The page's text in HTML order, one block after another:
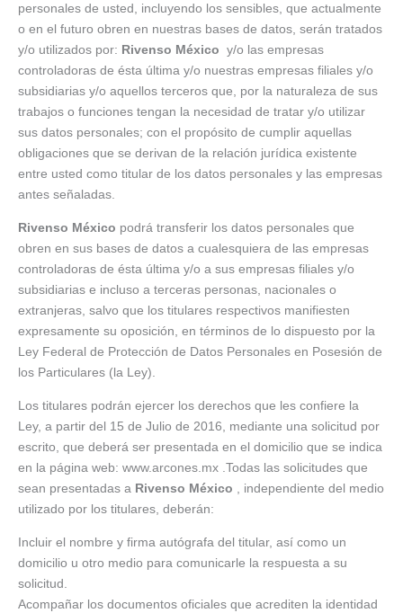
personales de usted, incluyendo los sensibles, que actualmente
o en el futuro obren en nuestras bases de datos, serán tratados
y/o utilizados por: Rivenso México y/o las empresas
controladoras de ésta última y/o nuestras empresas filiales y/o
subsidiarias y/o aquellos terceros que, por la naturaleza de sus
trabajos o funciones tengan la necesidad de tratar y/o utilizar
sus datos personales; con el propósito de cumplir aquellas
obligaciones que se derivan de la relación jurídica existente
entre usted como titular de los datos personales y las empresas
antes señaladas.
Rivenso México podrá transferir los datos personales que
obren en sus bases de datos a cualesquiera de las empresas
controladoras de ésta última y/o a sus empresas filiales y/o
subsidiarias e incluso a terceras personas, nacionales o
extranjeras, salvo que los titulares respectivos manifiesten
expresamente su oposición, en términos de lo dispuesto por la
Ley Federal de Protección de Datos Personales en Posesión de
los Particulares (la Ley).
Los titulares podrán ejercer los derechos que les confiere la
Ley, a partir del 15 de Julio de 2016, mediante una solicitud por
escrito, que deberá ser presentada en el domicilio que se indica
en la página web: www.arcones.mx .Todas las solicitudes que
sean presentadas a Rivenso México , independiente del medio
utilizado por los titulares, deberán:
Incluir el nombre y firma autógrafa del titular, así como un
domicilio u otro medio para comunicarle la respuesta a su
solicitud.
Acompañar los documentos oficiales que acrediten la identidad